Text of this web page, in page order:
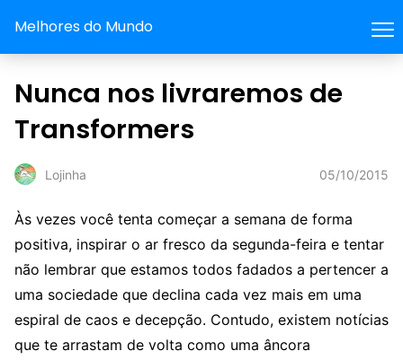
Melhores do Mundo
Nunca nos livraremos de
Transformers
Lojinha 05/10/2015
Às vezes você tenta começar a semana de forma
positiva, inspirar o ar fresco da segunda-feira e tentar
não lembrar que estamos todos fadados a pertencer a
uma sociedade que declina cada vez mais em uma
espiral de caos e decepção. Contudo, existem notícias
que te arrastam de volta como uma âncora